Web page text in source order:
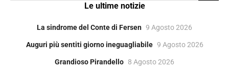
Le ultime notizie
La sindrome del Conte di Fersen 9 Agosto 2026
Auguri più sentiti giorno ineguagliabile 9 Agosto 2026
Grandioso Pirandello 8 Agosto 2026